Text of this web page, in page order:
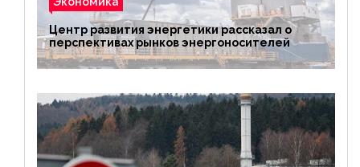
Центр развития энергетики рассказал о
перспективах рынков энергоносителей